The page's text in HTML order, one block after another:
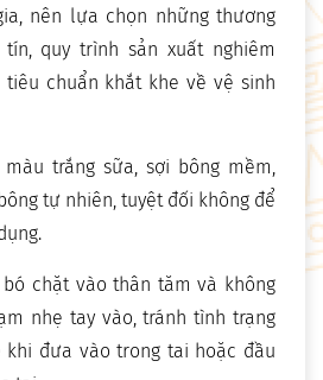
nên lựa chọn những thương
quy trình sản xuất nghiêm
tiêu chuẩn khắt khe về vệ sinh
trắng sữa, sợi bông mềm,
tự nhiên, tuyệt đối không để
chặt vào thân tăm và không
nhẹ tay vào, tránh tình trạng
khi đưa vào trong tai hoặc đầu